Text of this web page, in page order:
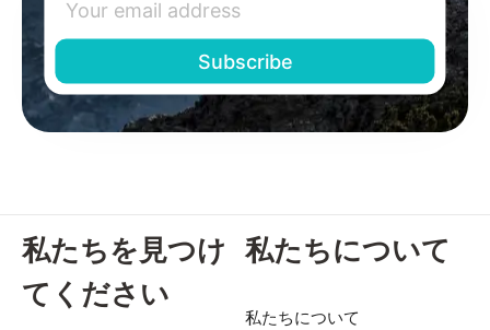
私たちを見つけ
てください
私たちについて
私たちについて